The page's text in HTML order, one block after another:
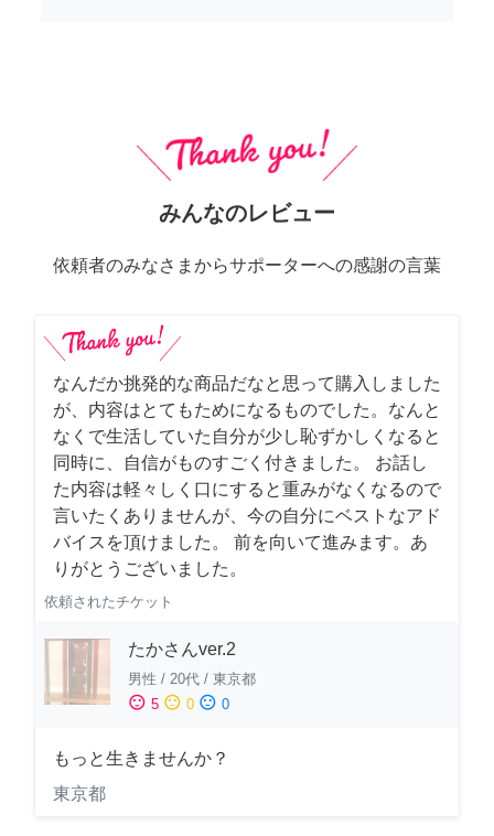
みんなのレビュー
依頼者のみなさまからサポーターへの感謝の言葉
なんだか挑発的な商品だなと思って購入しました
が、内容はとてもためになるものでした。なんと
なくで生活していた自分が少し恥ずかしくなると
同時に、自信がものすごく付きました。 お話し
た内容は軽々しく口にすると重みがなくなるので
言いたくありませんが、今の自分にベストなアド
バイスを頂けました。 前を向いて進みます。あ
りがとうございました。
依頼されたチケット
たかさんver.2
男性 / 20代 / 東京都
sentiment_satisfied 5 sentiment_neutral 0 sentiment_dissatisfied 0
もっと生きませんか？
東京都